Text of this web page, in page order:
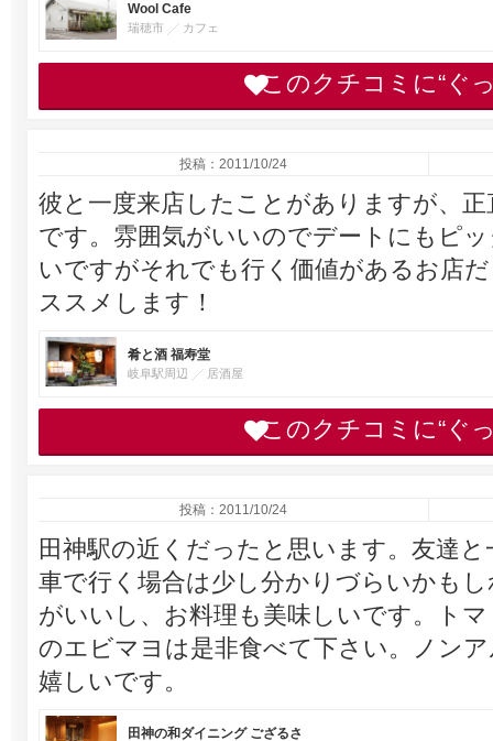
Wool Cafe
瑞穂市 カフェ
このクチコミに“ぐ
投稿：2011/10/24
彼と一度来店したことがありますが、
です。雰囲気がいいのでデートにもピ
いですがそれでも行く価値があるお店
ススメします！
肴と酒 福寿堂
岐阜駅周辺 居酒屋
このクチコミに“ぐ
投稿：2011/10/24
田神駅の近くだったと思います。友達
車で行く場合は少し分かりづらいかも
がいいし、お料理も美味しいです。ト
のエビマヨは是非食べて下さい。ノン
嬉しいです。
田神の和ダイニング ござるさ